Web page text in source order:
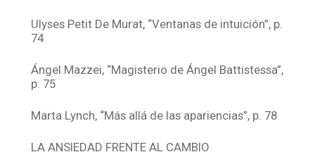
Ulyses Petit De Murat, “Ventanas de intuición”, p.
74
Ángel Mazzei, “Magisterio de Ángel Battistessa”,
p. 75
Marta Lynch, “Más allá de las apariencias”, p. 78
LA ANSIEDAD FRENTE AL CAMBIO